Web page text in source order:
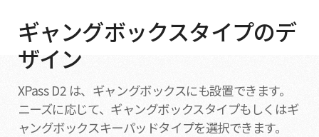
ギャングボックスタイプのデ
ザイン
XPass D2 は、ギャングボックスにも設置できます。
ニーズに応じて、ギャングボックスタイプもしくはギ
ャングボックスキーパッドタイプを選択できます。